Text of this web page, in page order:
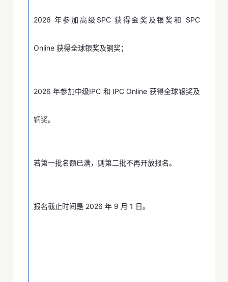
2026 年参加高级SPC 获得金奖及银奖和 SPC
Online 获得全球银奖及铜奖；
2026 年参加中级IPC 和 IPC Online 获得全球银奖及
铜奖。
若第一批名额已满，则第二批不再开放报名。
报名截止时间是 2026 年 9 月 1 日。